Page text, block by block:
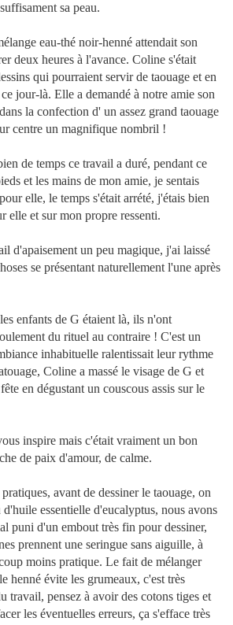
sa peau.
eau-thé noir-henné attendait son
deux heures à l'avance. Coline s'était
qui pourraient servir de taouage et en
jour-là. Elle a demandé à notre amie son
la confection d' un assez grand taouage
centre un magnifique nombril !
de temps ce travail a duré, pendant ce
et les mains de mon amie, je sentais
elle, le temps s'était arrété, j'étais bien
elle et sur mon propre ressenti.
d'apaisement un peu magique, j'ai laissé
se présentant naturellement l'une après
enfants de G étaient là, ils n'ont
du rituel au contraire ! C'est un
inhabituelle ralentissait leur rythme
Coline a massé le visage de G et
en dégustant un couscous assis sur le
inspire mais c'était vraiment un bon
de paix d'amour, de calme.
avant de dessiner le taouage, on
essentielle d'eucalyptus, nous avons
puni d'un embout très fin pour dessiner,
prennent une seringue sans aiguille, à
moins pratique. Le fait de mélanger
henné évite les grumeaux, c'est très
travail, pensez à avoir des cotons tiges et
les éventuelles erreurs, ça s'efface très